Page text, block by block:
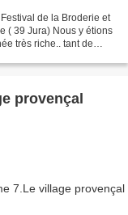
de la Broderie et
( 39 Jura) Nous y étions
très riche.. tant de
provençal